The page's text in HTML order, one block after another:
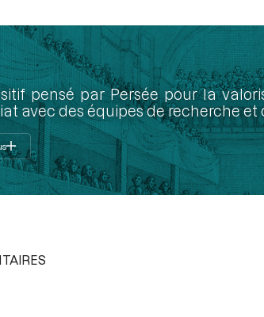
pensé par Persée pour la
avec des équipes de recherche